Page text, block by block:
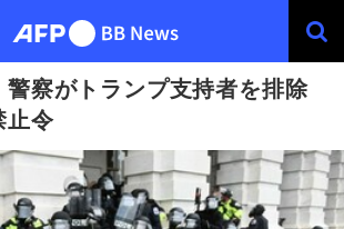
察がトランプ支持者を排除
止令